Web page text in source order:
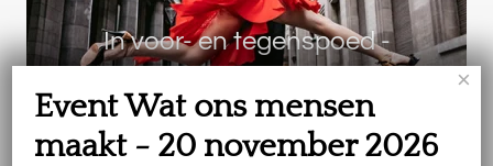
In voor- en tegenspoed -
samenwerken, ontvlechten
×
Event Wat ons mensen
maakt - 20 november 2026